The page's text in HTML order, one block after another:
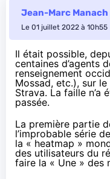
Jean-Marc Manach
Le 01 juillet 2022 à 10h55
Il était possible,
centaines d’agents
renseignement
Mossad, etc.), sur
Strava. La faille n’a
passée.
La première partie
l’improbable série
la « heatmap »
des utilisateurs du
faire la « Une » des